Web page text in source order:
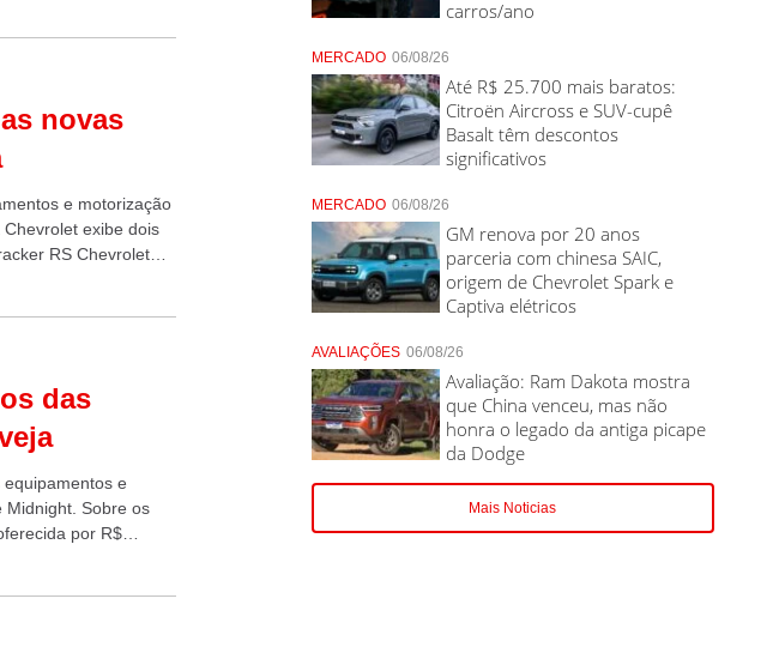
novas
e motorização
exibe dois
RS Chevrolet
das
e
Midnight. Sobre os
por R$
carros/ano
MERCADO 06/08/26
Até R$ 25.700 mais baratos:
Citroën Aircross e SUV-cupê
Basalt têm descontos
significativos
MERCADO 06/08/26
GM renova por 20 anos
parceria com chinesa SAIC,
origem de Chevrolet Spark e
Captiva elétricos
AVALIAÇÕES 06/08/26
Avaliação: Ram Dakota mostra
que China venceu, mas não
honra o legado da antiga picape
da Dodge
Mais Noticias